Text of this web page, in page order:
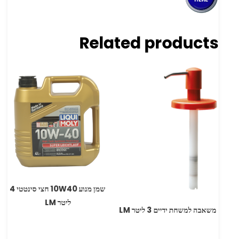
Related products
משאבה למשחת ידיים 3 ליטר LM
‏ שמן מנוע ‏10W40 חצי סינטטי 4
ליטר LM